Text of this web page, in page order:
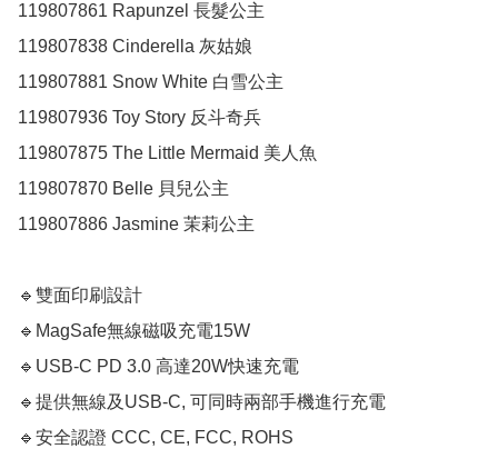
119807861 Rapunzel 長髮公主
119807838 Cinderella 灰姑娘
119807881 Snow White 白雪公主
119807936 Toy Story 反斗奇兵
119807875 The Little Mermaid 美人魚
119807870 Belle 貝兒公主
119807886 Jasmine 茉莉公主
🔹雙面印刷設計
🔹MagSafe無線磁吸充電15W
🔹USB-C PD 3.0 高達20W快速充電
🔹提供無線及USB-C, 可同時兩部手機進行充電
🔹安全認證 CCC, CE, FCC, ROHS